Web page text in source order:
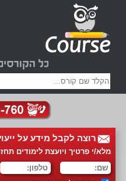
רוצה לקבל מידע על
מלא/י פרטיך ויועצת לימודים